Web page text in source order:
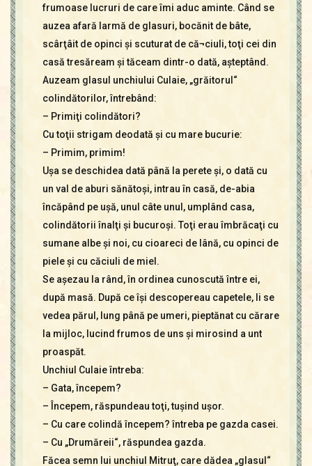
frumoase lucruri de care îmi aduc aminte. Când se
auzea afară larmă de glasuri, bocănit de bâte,
scârţâit de opinci şi scuturat de că¬ciuli, toţi cei din
casă tresăream şi tăceam dintr-o dată, aşteptând.
Auzeam glasul unchiului Culaie, „grăitorul“
colindătorilor, întrebând:
– Primiţi colindători?
Cu toţii strigam deodată şi cu mare bucurie:
– Primim, primim!
Uşa se deschidea dată până la perete şi, o dată cu
un val de aburi sănătoşi, intrau în casă, de-abia
încăpând pe uşă, unul câte unul, umplând casa,
colindătorii înalţi şi bucuroşi. Toţi erau îmbrăcaţi cu
sumane albe şi noi, cu cioareci de lână, cu opinci de
piele şi cu căciuli de miel.
Se aşezau la rând, în ordinea cunoscută între ei,
după masă. După ce îşi descopereau capetele, li se
vedea părul, lung până pe umeri, pieptănat cu cărare
la mijloc, lucind frumos de uns şi mirosind a unt
proaspăt.
Unchiul Culaie întreba:
– Gata, începem?
– Începem, răspundeau toţi, tuşind uşor.
– Cu care colindă începem? întreba pe gazda casei.
– Cu „Drumăreii“, răspundea gazda.
Făcea semn lui unchiul Mitruţ, care dădea „glasul“